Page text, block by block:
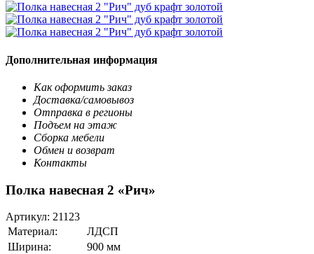
Дополнительная информация
Как оформить заказ
Доставка/самовывоз
Отправка в регионы
Подъем на этаж
Сборка мебели
Обмен и возврат
Контакты
Полка навесная 2 «Рич»
Артикул: 21123
Материал:
ЛДСП
Ширина:
900 мм